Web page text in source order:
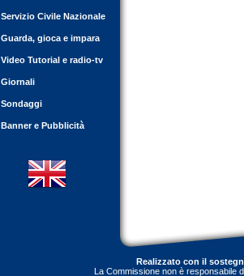
Servizio Civile Nazionale
Guarda, gioca e impara
Video Tutorial e radio-tv
Giornali
Sondaggi
Banner e Pubblicità
Realizzato con il
La Commissione non è responsabile